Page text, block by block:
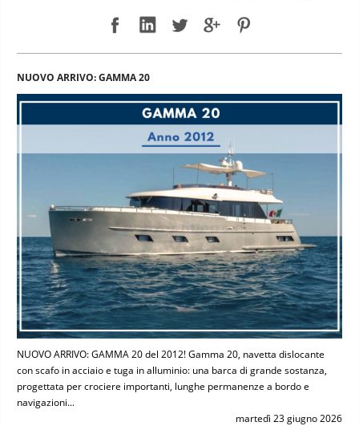
NUOVO ARRIVO: GAMMA 20
NUOVO ARRIVO: GAMMA 20 del 2012! Gamma 20, navetta dislocante
con scafo in acciaio e tuga in alluminio: una barca di grande sostanza,
progettata per crociere importanti, lunghe permanenze a bordo e
navigazioni...
martedì 23 giugno 2026